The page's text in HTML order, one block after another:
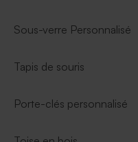
Sous-verre Personnalisé
Tapis de souris
Porte-clés personnalisé